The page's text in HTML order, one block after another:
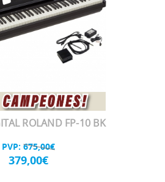
ROLAND FP-10 BK
PVP: 675,00€
379,00€